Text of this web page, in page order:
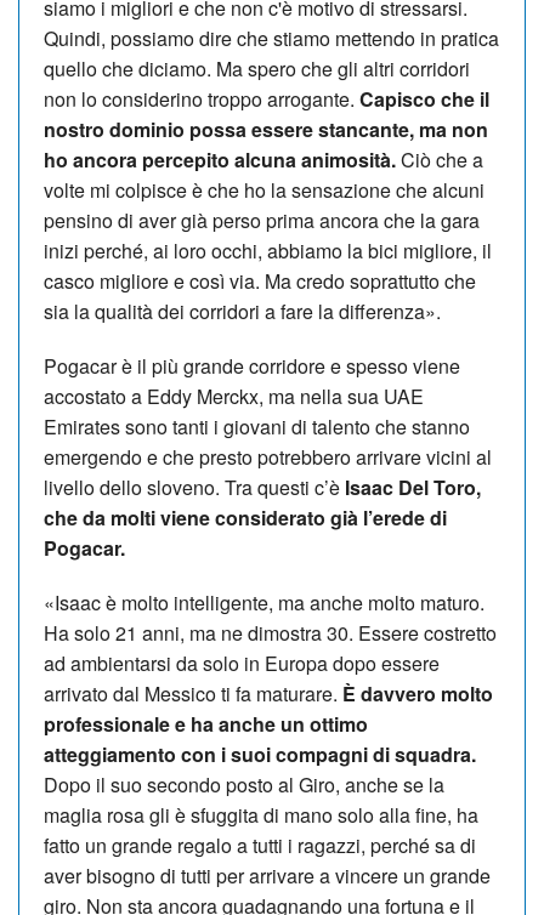
siamo i migliori e che non c'è motivo di stressarsi.
Quindi, possiamo dire che stiamo mettendo in pratica
quello che diciamo. Ma spero che gli altri corridori
non lo considerino troppo arrogante. Capisco che il
nostro dominio possa essere stancante, ma non
ho ancora percepito alcuna animosità.Ciò che a
volte mi colpisce è che ho la sensazione che alcuni
pensino di aver già perso prima ancora che la gara
inizi perché, ai loro occhi, abbiamo la bici migliore, il
casco migliore e così via. Ma credo soprattutto che
sia la qualità dei corridori a fare la differenza».
Pogacar è il più grande corridore e spesso viene
accostato a Eddy Merckx, ma nella sua UAE
Emirates sono tanti i giovani di talento che stanno
emergendo e che presto potrebbero arrivare vicini al
livello dello sloveno. Tra questi c’è Isaac Del Toro,
che da molti viene considerato già l’erede di
Pogacar.
«Isaac è molto intelligente, ma anche molto maturo.
Ha solo 21 anni, ma ne dimostra 30. Essere costretto
ad ambientarsi da solo in Europa dopo essere
arrivato dal Messico ti fa maturare. È davvero molto
professionale e ha anche un ottimo
atteggiamento con i suoi compagni di squadra.
Dopo il suo secondo posto al Giro, anche se la
maglia rosa gli è sfuggita di mano solo alla fine, ha
fatto un grande regalo a tutti i ragazzi, perché sa di
aver bisogno di tutti per arrivare a vincere un grande
giro. Non sta ancora guadagnando una fortuna e il